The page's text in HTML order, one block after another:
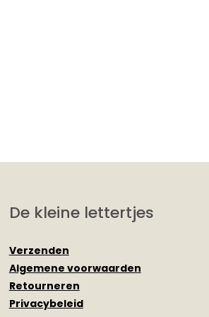
De kleine lettertjes
Verzenden
Algemene voorwaarden
Retourneren
Privacybeleid